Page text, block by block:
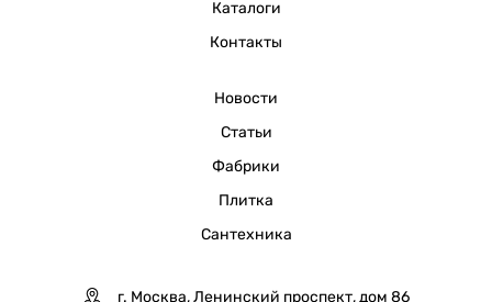
Каталоги
Контакты
Новости
Статьи
Фабрики
Плитка
Сантехника
г. Москва, Ленинский проспект, дом 86